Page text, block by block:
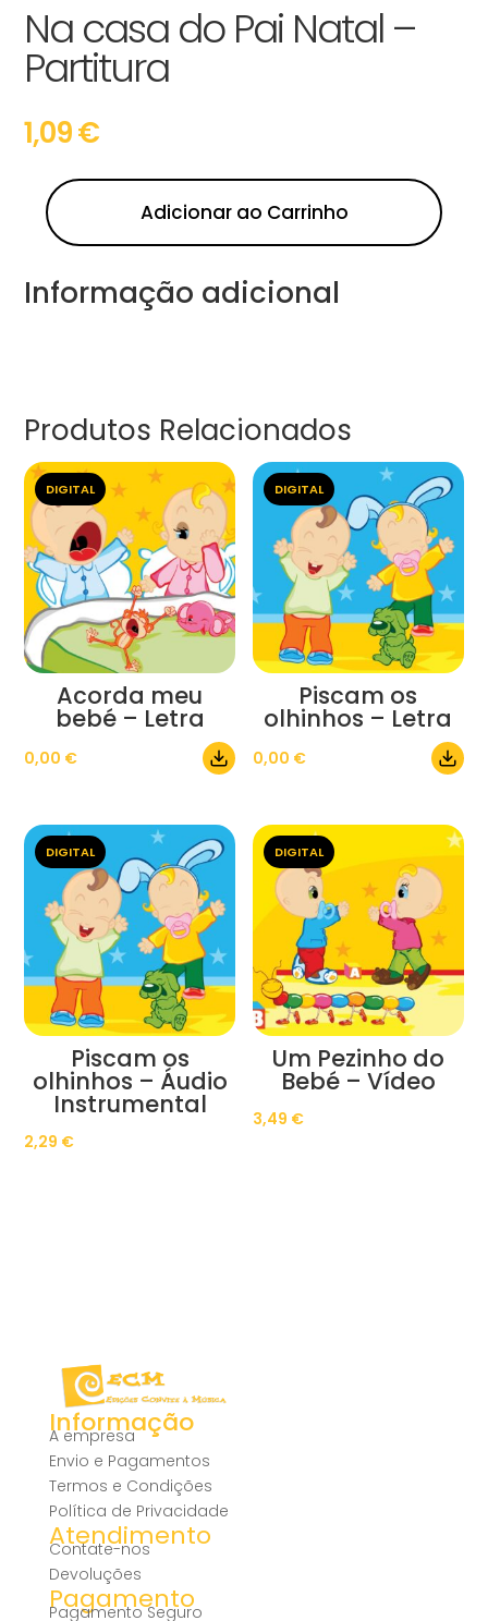
Na casa do Pai Natal –
Partitura
1,09€
Adicionar ao Carrinho
Informação adicional
Produtos Relacionados
DIGITAL
Acorda meu
bebé – Letra
0,00 €
DIGITAL
Piscam os
olhinhos – Letra
0,00 €
DIGITAL
Piscam os
olhinhos – Áudio
Instrumental
2,29 €
DIGITAL
Um Pezinho do
Bebé – Vídeo
3,49 €
Informação
A empresa
Envio e Pagamentos
Termos e Condições
Política de Privacidade
Atendimento
Contate-nos
Devoluções
Pagamento
Pagamento Seguro